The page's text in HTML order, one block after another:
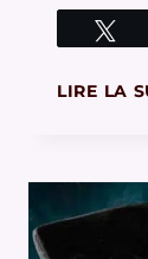
LIRE LA